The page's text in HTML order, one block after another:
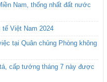
Nam, thống nhất đất nước
tế Việt Nam 2024
tại Quân chủng Phòng không
cấp tướng tháng 7 này được